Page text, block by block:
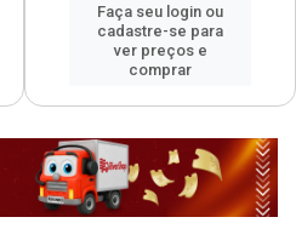
Faça seu login ou
cadastre-se para
ver preços e
comprar